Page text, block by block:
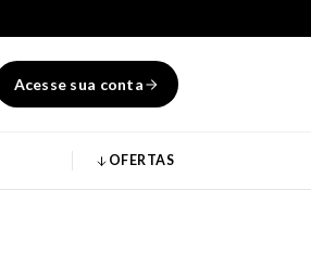
Acesse sua conta
OFERTAS